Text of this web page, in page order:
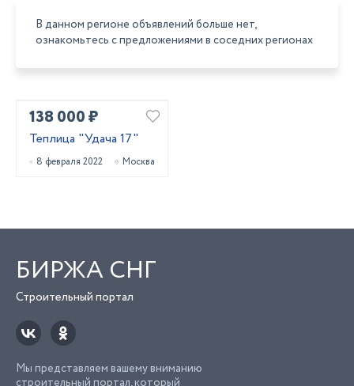
В данном регионе объявлений больше нет,
ознакомьтесь с предложениями в соседних регионах
138 000 ₽
Теплица "Удача 17"
8 февраля 2022 Москва
БИРЖА СНГ
Строительный портал
Мы представляем вашему вниманию
строительный портал, который